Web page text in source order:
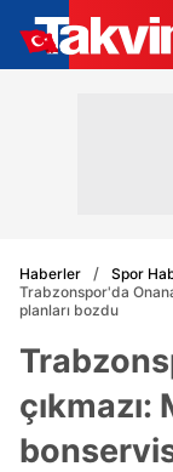
Haberler
Spor
Trabzonspor'da
planları bozdu